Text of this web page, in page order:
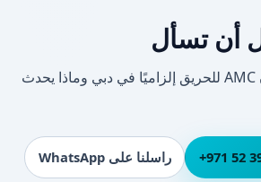
أن تسأل
إجابات حول ما إذا كان AMC للحريق إلزاميًا في دبي وماذا يحدث
راسلنا على WhatsApp